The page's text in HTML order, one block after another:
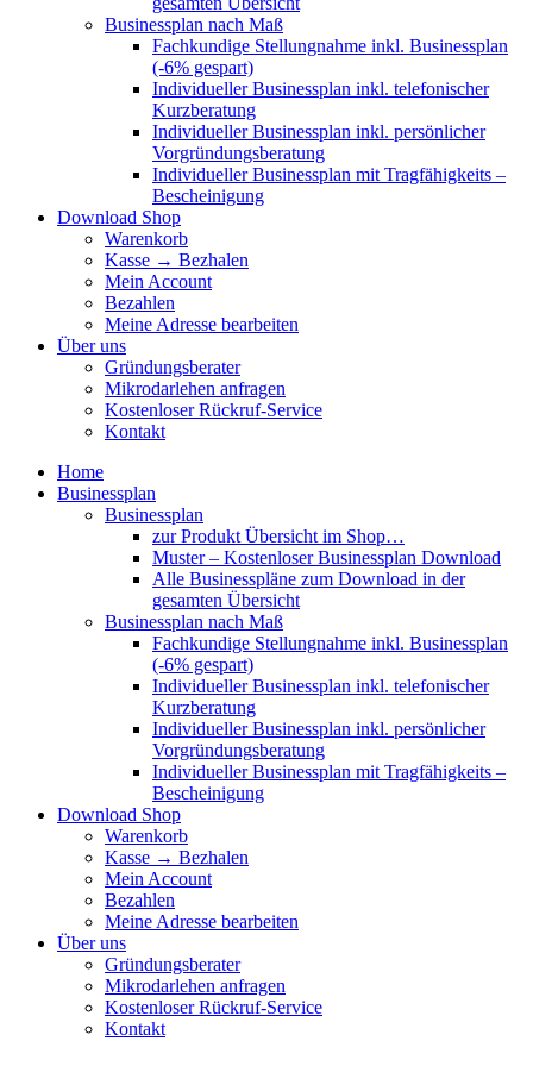
Businessplan nach Maß
Fachkundige Stellungnahme inkl. Businessplan
(-6% gespart)
Individueller Businessplan inkl. telefonischer
Kurzberatung
Individueller Businessplan inkl. persönlicher
Vorgründungsberatung
Individueller Businessplan mit Tragfähigkeits –
Bescheinigung
Download Shop
Warenkorb
Kasse → Bezhalen
Mein Account
Bezahlen
Meine Adresse bearbeiten
Über uns
Gründungsberater
Mikrodarlehen anfragen
Kostenloser Rückruf-Service
Kontakt
Home
Businessplan
Businessplan
zur Produkt Übersicht im Shop…
Muster – Kostenloser Businessplan Download
Alle Businesspläne zum Download in der
gesamten Übersicht
Businessplan nach Maß
Fachkundige Stellungnahme inkl. Businessplan
(-6% gespart)
Individueller Businessplan inkl. telefonischer
Kurzberatung
Individueller Businessplan inkl. persönlicher
Vorgründungsberatung
Individueller Businessplan mit Tragfähigkeits –
Bescheinigung
Download Shop
Warenkorb
Kasse → Bezhalen
Mein Account
Bezahlen
Meine Adresse bearbeiten
Über uns
Gründungsberater
Mikrodarlehen anfragen
Kostenloser Rückruf-Service
Kontakt